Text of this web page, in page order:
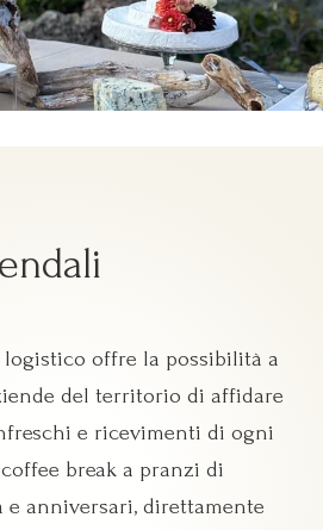
logistico offre la possibilità a
del territorio di affidare
e ricevimenti di ogni
break a pranzi di
e anniversari, direttamente